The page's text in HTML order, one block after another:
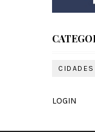
CIDADES
LOGIN